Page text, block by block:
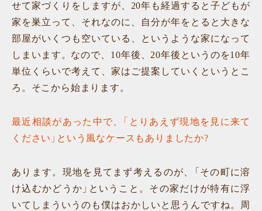
せて家づくりをしますが、20年も経過すると子どもが
家を巣立って、それなのに、自分が年をとると大きな
部屋がいくつも空いている、というような家になって
しまいます。なので、10年後、20年後というのを10年
単位くらいで考えて、家はご提案していくというとこ
ろ。そこから始まります。
最近相談があった中で、「とりあえず現地を見に来て
ください」という風なケースもありましたか?
あります。現地を見てまず考えるのが、「その町に溶
け込むかどうか」ということ。その家だけが特有に浮
いてしまういうのも僕はおかしいと思うんですね。周